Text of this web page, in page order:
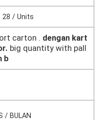
28 / Units
carton . dengan kart
big quantity with pall
b
/ BULAN